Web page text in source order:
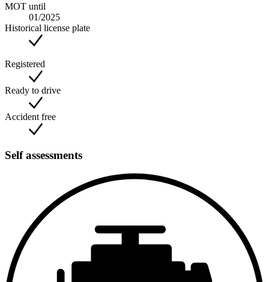
MOT until
01/2025
Historical license plate
Registered
Ready to drive
Accident free
Self assessments